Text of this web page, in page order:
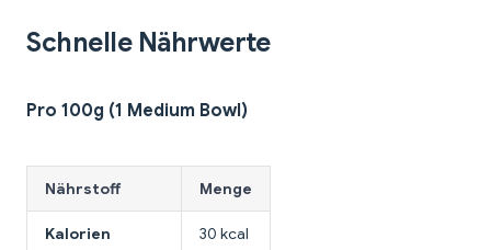
Schnelle Nährwerte
Pro 100g (1 Medium Bowl)
Nährstoff Menge
Kalorien 30 kcal